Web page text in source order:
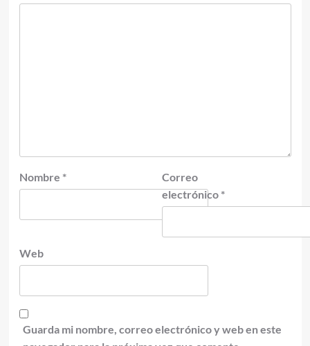
Nombre *
Correo
electrónico *
Web
Guarda mi nombre, correo electrónico y web en este